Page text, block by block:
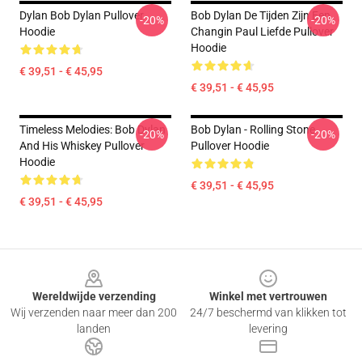
Dylan Bob Dylan Pullover
Hoodie
€ 39,51 - € 45,95
-20%
Bob Dylan De Tijden Zijn Een
Changin Paul Liefde Pullover
Hoodie
€ 39,51 - € 45,95
-20%
Timeless Melodies: Bob Dylan
And His Whiskey Pullover
Hoodie
€ 39,51 - € 45,95
-20%
Bob Dylan - Rolling Stone
Pullover Hoodie
€ 39,51 - € 45,95
-20%
Wereldwijde verzending
Wij verzenden naar meer dan 200
landen
Winkel met vertrouwen
24/7 beschermd van klikken tot
levering